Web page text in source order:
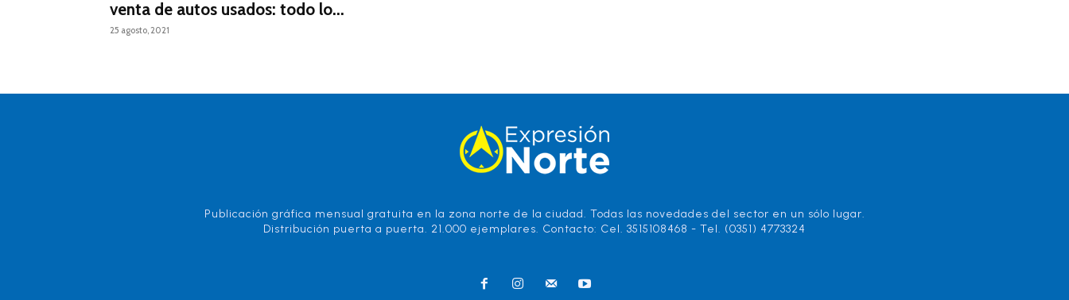
venta de autos usados: todo lo...
25 agosto, 2021
Publicación gráfica mensual gratuita en la zona norte de la ciudad. Todas las novedades del sector en un sólo lugar.
Distribución puerta a puerta. 21.000 ejemplares. Contacto: Cel. 3515108468 - Tel. (0351) 4773324